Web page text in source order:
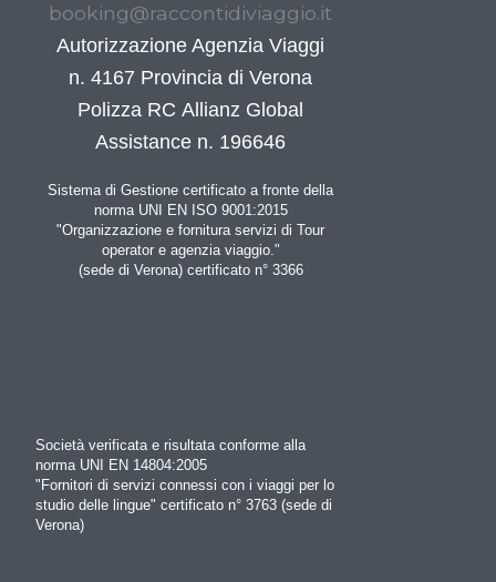
booking@raccontidiviaggio.it
Autorizzazione Agenzia Viaggi
n. 4167 Provincia di Verona
Polizza RC Allianz Global
Assistance n. 196646
Sistema di Gestione certificato a fronte della
norma UNI EN ISO 9001:2015
"Organizzazione e fornitura servizi di Tour
operator e agenzia viaggio."
(sede di Verona) certificato n° 3366
Società verificata e risultata conforme alla
norma UNI EN 14804:2005
"Fornitori di servizi connessi con i viaggi per lo
studio delle lingue" certificato n° 3763 (sede di
Verona)